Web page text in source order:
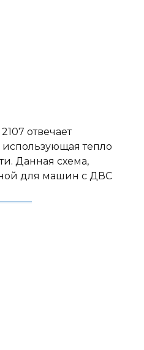
отвечает
использующая тепло
Данная схема,
для машин с ДВС